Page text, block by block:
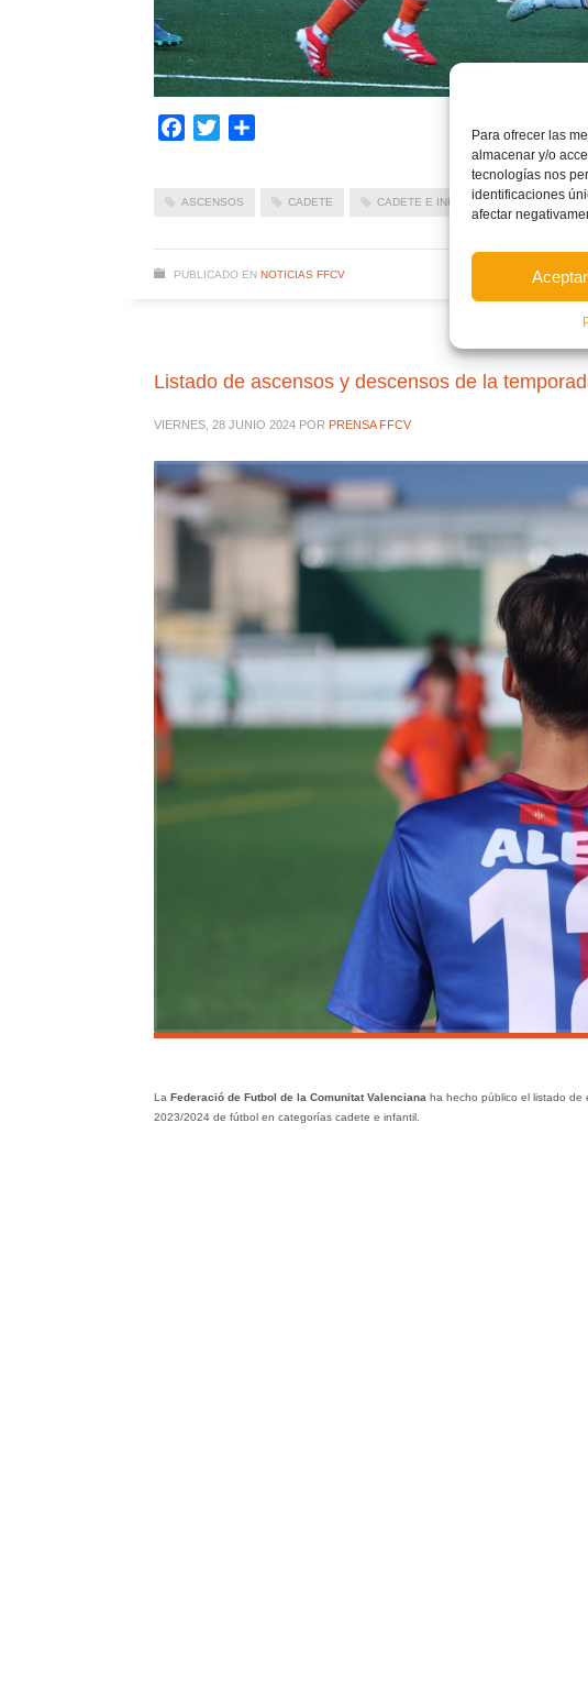
Para ofrecer las
almacenar y/o
tecnologías nos
identificaciones
afectar
Aceptar
Facebook
Twitter
ASCENSOS CADETE CADETE E INFANTIL
PUBLICADO EN NOTICIAS FFCV
Listado de ascensos y descensos de la
VIERNES, 28 JUNIO 2024 POR PRENSA FFCV
La Federació de Futbol de la Comunitat Valenciana ha hecho público el listado de
2023/2024 de fútbol en categorías cadete e infantil.